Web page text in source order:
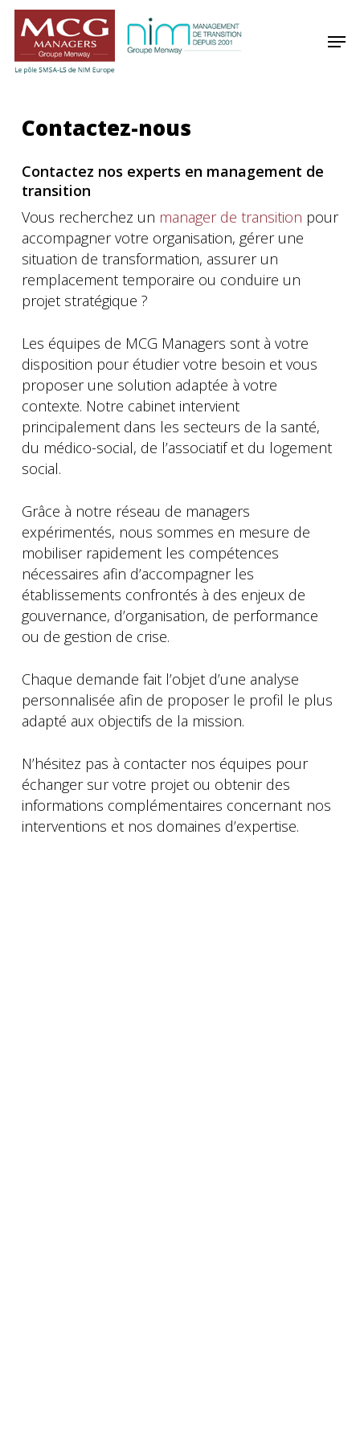
Skip
main
content
Contactez-nous
Contactez nos experts en management de
transition
Vous recherchez un manager de transition pour
accompagner votre organisation, gérer une
situation de transformation, assurer un
remplacement temporaire ou conduire un
projet stratégique ?
Les équipes de MCG Managers sont à votre
disposition pour étudier votre besoin et vous
proposer une solution adaptée à votre
contexte. Notre cabinet intervient
principalement dans les secteurs de la santé,
du médico-social, de l’associatif et du logement
social.
Grâce à notre réseau de managers
expérimentés, nous sommes en mesure de
mobiliser rapidement les compétences
nécessaires afin d’accompagner les
établissements confrontés à des enjeux de
gouvernance, d’organisation, de performance
ou de gestion de crise.
Chaque demande fait l’objet d’une analyse
personnalisée afin de proposer le profil le plus
adapté aux objectifs de la mission.
N’hésitez pas à contacter nos équipes pour
échanger sur votre projet ou obtenir des
informations complémentaires concernant nos
interventions et nos domaines d’expertise.
Panneau de gestion des cookies